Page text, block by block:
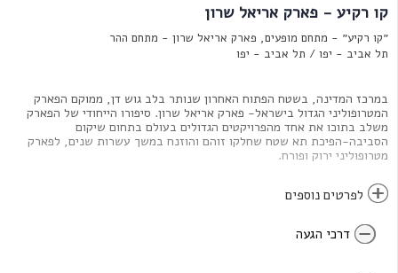
קו רקיע - פארק אריאל שרון
״קו רקיע״ - מתחם מופעים, פארק אריאל שרון - מתחם ההר
תל אביב - יפו / תל אביב - יפו
במרכז המדינה, בשטח הפתוח האחרון שנותר בלב גוש דן, ממוקם הפארק
המטרופוליני הגדול בישראל- פארק אריאל שרון. סיפורו הייחודי של הפארק
משלב בתוכו את אחד מהפרויקטים הגדולים בעולם בתחום שיקום
הסביבה-הפיכת תא שטח שחלקו זוהם והוזנח במשך עשרות שנים, לפארק
מטרופוליני ירוק ופורח.
לפרטים נוספים
דרכי הגעה